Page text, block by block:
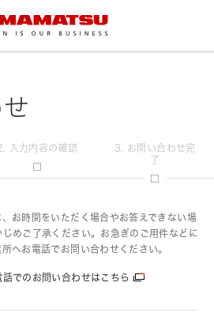
入力内容の確認
3. お問い合わせ完
了
お時間をいただく場合やお答えできない場
めご了承ください。お急ぎのご用件などに
へお電話でお問い合わせください。
でのお問い合わせはこちら